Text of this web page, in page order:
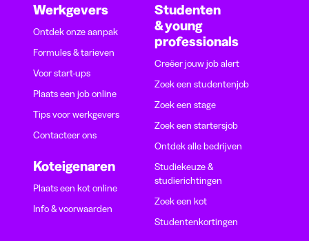
Werkgevers
Ontdek onze aanpak
Formules & tarieven
Voor start-ups
Plaats een job online
Tips voor werkgevers
Contacteer ons
Koteigenaren
Plaats een kot online
Info & voorwaarden
Studenten
& young
professionals
Creëer jouw job alert
Zoek een studentenjob
Zoek een stage
Zoek een startersjob
Ontdek alle bedrijven
Studiekeuze &
studierichtingen
Zoek een kot
Studentenkortingen